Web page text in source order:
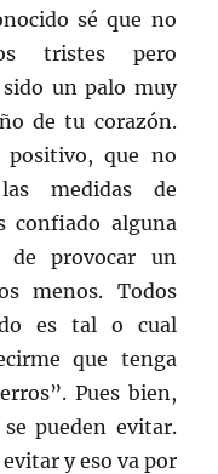
sé que no
tristes pero
un palo muy
de tu corazón.
positivo, que no
medidas de
confiado alguna
de provocar un
menos. Todos
es tal o cual
que tenga
Pues bien,
pueden evitar.
y eso va por